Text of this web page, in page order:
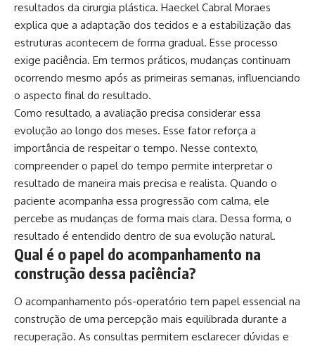
resultados da cirurgia plástica. Haeckel Cabral Moraes
explica que a adaptação dos tecidos e a estabilização das
estruturas acontecem de forma gradual. Esse processo
exige paciência. Em termos práticos, mudanças continuam
ocorrendo mesmo após as primeiras semanas, influenciando
o aspecto final do resultado.
Como resultado, a avaliação precisa considerar essa
evolução ao longo dos meses. Esse fator reforça a
importância de respeitar o tempo. Nesse contexto,
compreender o papel do tempo permite interpretar o
resultado de maneira mais precisa e realista. Quando o
paciente acompanha essa progressão com calma, ele
percebe as mudanças de forma mais clara. Dessa forma, o
resultado é entendido dentro de sua evolução natural.
Qual é o papel do acompanhamento na
construção dessa paciência?
O acompanhamento pós-operatório tem papel essencial na
construção de uma percepção mais equilibrada durante a
recuperação. As consultas permitem esclarecer dúvidas e